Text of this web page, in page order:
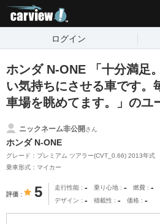
ログイン
ホンダ N-ONE 「十分満足
い気持ちにさせる車です。
車場を眺めてます。」のユ
ニックネーム非公開さん
ホンダ N-ONE
グレード：プレミアム ツアラー(CVT_0.66) 2013年式
乗車形式：マイカー
評価 5 走行性能 - 乗り心地 - 燃費 -
デザイン - 積載性 - 価格 -